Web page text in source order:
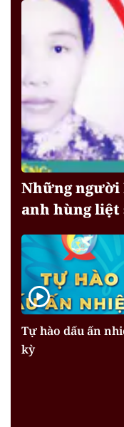
Những người
anh hùng
Tự hào dấu ấn
kỳ